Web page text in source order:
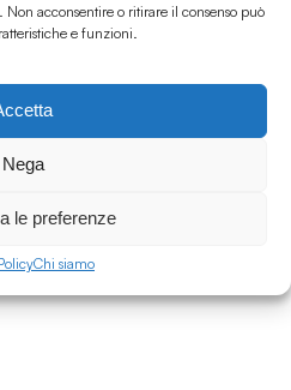
acconsentire o ritirare il consenso può
e funzioni.
Nega
le preferenze
Chi siamo
After The Party vol.
Post-punk